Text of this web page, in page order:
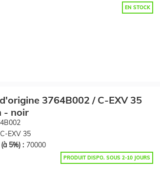
EN STOCK
3764B002 / C-EXV 35
- noir
C-EXV 35
5%) : 70000
PRODUIT DISPO. SOUS 2-10 JOURS